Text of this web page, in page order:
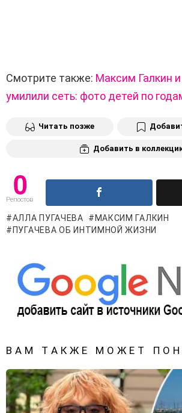
Смотрите также: Максим Галкин
умилили сеть: фото детей по
Читать позже
Добавить в
0
Репостов
АЛЛА ПУГАЧЕВА
МАКСИМ ГАЛКИН
ПУГАЧЕВА ОБ ИНТИМНОЙ ЖИЗНИ
ВАМ ТАКЖЕ МОЖЕТ